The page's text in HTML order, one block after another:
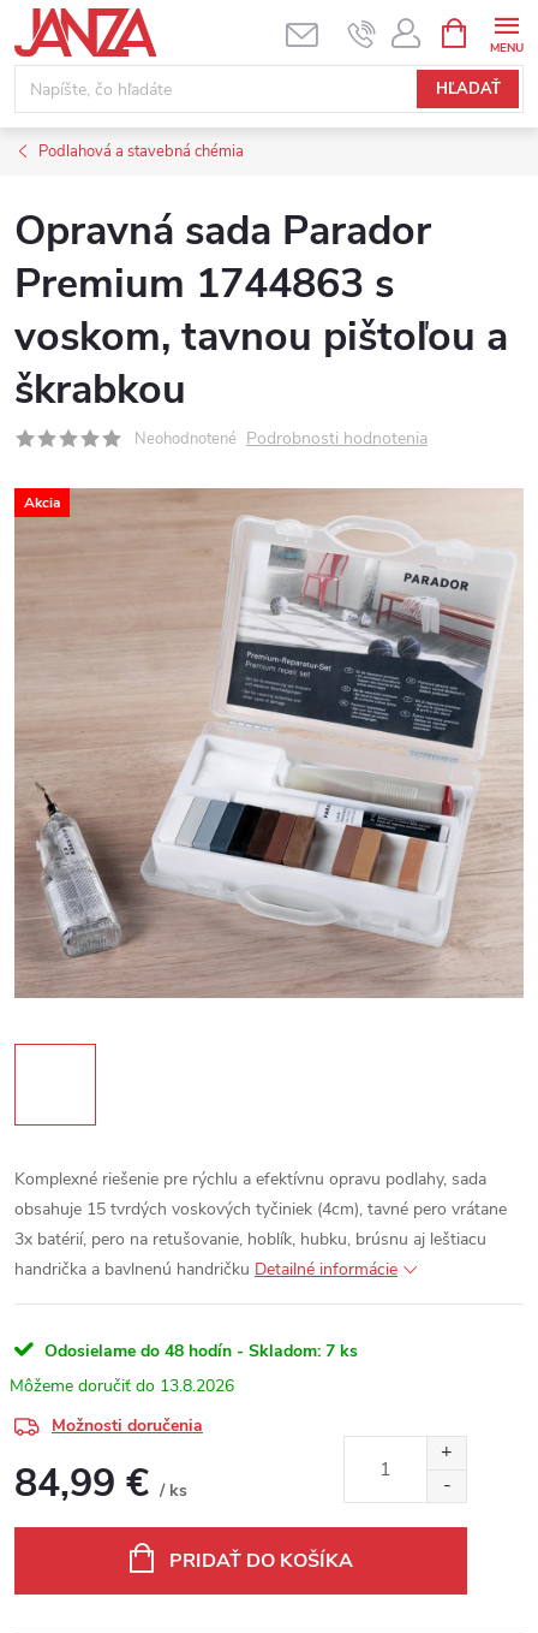
Prejsť na obsah
HĽADAŤ
Podlahová a stavebná chémia
Opravná sada Parador
Premium 1744863 s
voskom, tavnou pištoľou a
škrabkou
Neohodnotené Podrobnosti hodnotenia
Akcia
Komplexné riešenie pre rýchlu a efektívnu opravu podlahy, sada
obsahuje 15 tvrdých voskových tyčiniek (4cm), tavné pero vrátane
3x batérií, pero na retušovanie, hoblík, hubku, brúsnu aj leštiacu
handrička a bavlnenú handričku Detailné informácie
Odosielame do 48 hodín - Skladom: 7 ks
13.8.2026
Možnosti doručenia
84,99 € / ks
PRIDAŤ DO KOŠÍKA